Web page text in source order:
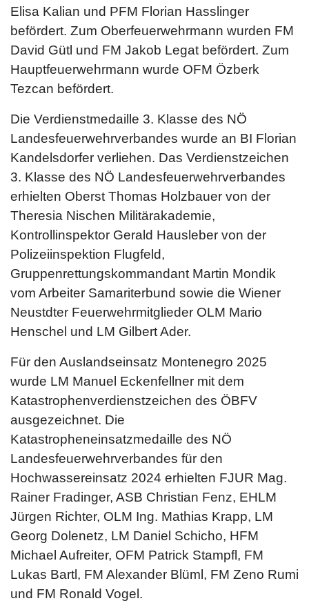
Elisa Kalian und PFM Florian Hasslinger
befördert. Zum Oberfeuerwehrmann wurden FM
David Gütl und FM Jakob Legat befördert. Zum
Hauptfeuerwehrmann wurde OFM Özberk
Tezcan befördert.
Die Verdienstmedaille 3. Klasse des NÖ
Landesfeuerwehrverbandes wurde an BI Florian
Kandelsdorfer verliehen. Das Verdienstzeichen
3. Klasse des NÖ Landesfeuerwehrverbandes
erhielten Oberst Thomas Holzbauer von der
Theresia Nischen Militärakademie,
Kontrollinspektor Gerald Hausleber von der
Polizeiinspektion Flugfeld,
Gruppenrettungskommandant Martin Mondik
vom Arbeiter Samariterbund sowie die Wiener
Neustdter Feuerwehrmitglieder OLM Mario
Henschel und LM Gilbert Ader.
Für den Auslandseinsatz Montenegro 2025
wurde LM Manuel Eckenfellner mit dem
Katastrophenverdienstzeichen des ÖBFV
ausgezeichnet. Die
Katastropheneinsatzmedaille des NÖ
Landesfeuerwehrverbandes für den
Hochwassereinsatz 2024 erhielten FJUR Mag.
Rainer Fradinger, ASB Christian Fenz, EHLM
Jürgen Richter, OLM Ing. Mathias Krapp, LM
Georg Dolenetz, LM Daniel Schicho, HFM
Michael Aufreiter, OFM Patrick Stampfl, FM
Lukas Bartl, FM Alexander Blüml, FM Zeno Rumi
und FM Ronald Vogel.